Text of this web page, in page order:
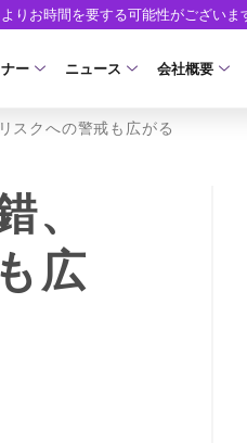
りお時間を要する可能性がございま
レッド・手数料
ットとロスカット
ップとロールオーバー
座開設フォーム
書類
方法
EA(エキスパートアドバイザー)
カスタムインジケーター
ー
デュース・パートナープログラム（
プログラム
ニュース
コーポレートニュース
会社概要
スクへの警戒も広がる
、
広